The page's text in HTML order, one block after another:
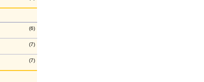
(6)
(7)
(7)